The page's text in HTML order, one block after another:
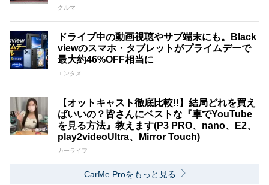
クルマ
ドライブ中の動画視聴やサブ端末にも。Black
viewのスマホ・タブレットがプライムデーで
最大約46%OFF相当に
エンタメ
【オットキャスト徹底比較!!】結局どれを買え
ばいいの？皆さんにベストな『車でYouTube
を見る方法』教えます(P3 PRO、nano、E2、
play2videoUltra、Mirror Touch)
カーライフ
CarMe Proをもっと見る